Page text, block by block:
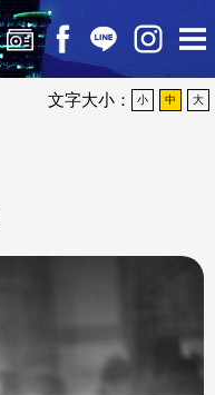
文字大小： 小 中 大